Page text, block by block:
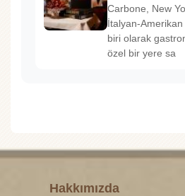
Carbone, New
İtalyan-
biri olarak
özel bir yere sa
Hakkımızda